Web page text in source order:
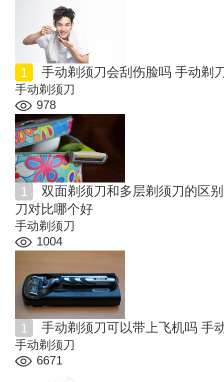
手动剃须刀会刮伤脸吗 手动剃
手动剃须刀
978
刀对比哪个好
手动剃须刀
1004
手动剃须刀可以带上飞机吗 手
手动剃须刀
6671